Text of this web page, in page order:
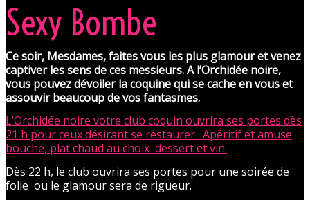
Sexy Bombe
Ce soir, Mesdames, faites vous les plus glamour et venez
captiver les sens de ces messieurs.A l’Orchidée noire,
vous pouvez dévoiler la coquine qui se cache en vous et
assouvir beaucoup de vos fantasmes.
L’Orchidée noire votre club coquin ouvrira ses portes dès
21 h pour ceux désirant se restaurer : Apéritif et amuse
bouche, plat chaud au choix dessert et vin.
Dès 22 h, le club ouvrira ses portes pour une soirée de
folie ou le glamour sera de rigueur.